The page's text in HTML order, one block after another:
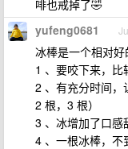
啡也戒掉了🤣
yufeng0681
冰棒是一个相对好
1 、要咬下来，比
2 、有充分时间，
2 根，3 根）
3 、冰增加了口感
4 、一根冰棒，